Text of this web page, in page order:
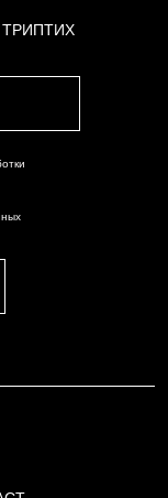
ТРИПТИХ